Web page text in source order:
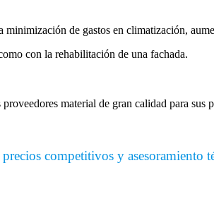
de gastos en climatización,
con la rehabilitación de una fachada.
material de gran calidad para sus
competitivos y asesoramiento